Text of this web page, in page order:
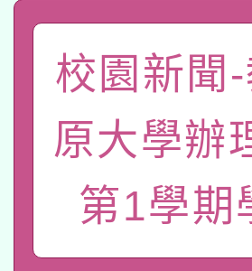
一案。
答一案
有關本府
人員健康講
心」，鼓勵
案。
本校115學
招甄選結果
招)
本館辦理
暨閱讀推動
科技賦能─
礎課程
校園新聞
原大學辦
第1學期